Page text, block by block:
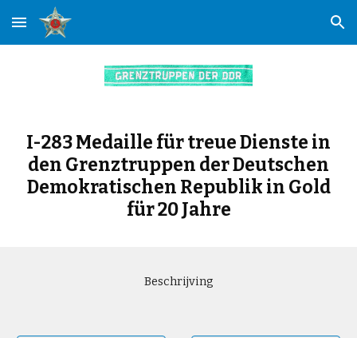
Skip to main content Skip to navigation
I-283 Medaille für treue Dienste in
den Grenztruppen der Deutschen
Demokratischen Republik in Gold
für 20 Jahre
Beschrijving